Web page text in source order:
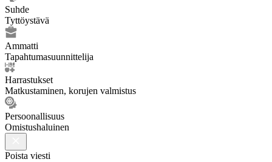
Suhde
Tyttöystävä
Ammatti
Tapahtumasuunnittelija
Harrastukset
Matkustaminen, korujen valmistus
Persoonallisuus
Omistushaluinen
Poista viesti